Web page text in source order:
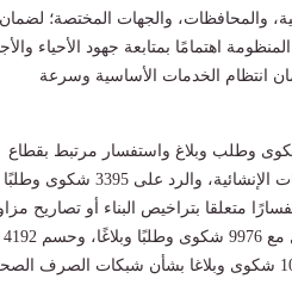
والمحافظات، والجهات المختصة؛ لضمان
اهتمامًا بمتابعة جهود الأحياء
انتظام الخدمات الأساسية وسرعة
تلقت المنظومة خلال الشهر 23.3 ألف شكوى وطلب وبلاغ واستفسار مرتبط بقطاع
الإسكان، وتم حسم 7064 شكوى وبلاغًا منها بشأن المخالفات الإنشائية، والرد على 3395 شكوى وطلبًا
وحسم 725 شكوى واستفسارًا متعلقا بتراخيص البناء أو تصاريح
الأنشطة التجارية. وفيما يتعلق بقطاع المرافق، تم التعامل مع 9976 شكوى وطلبًا وبلاغًا، وحسم 4192